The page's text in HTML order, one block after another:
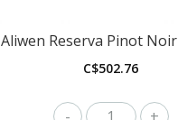
Aliwen Reserva Pinot
C$502.76
Aliwen